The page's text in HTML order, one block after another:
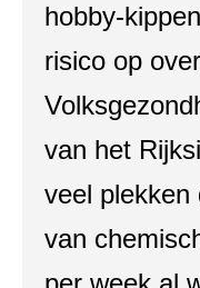
hobby-
risico op
van het
veel plekken
van